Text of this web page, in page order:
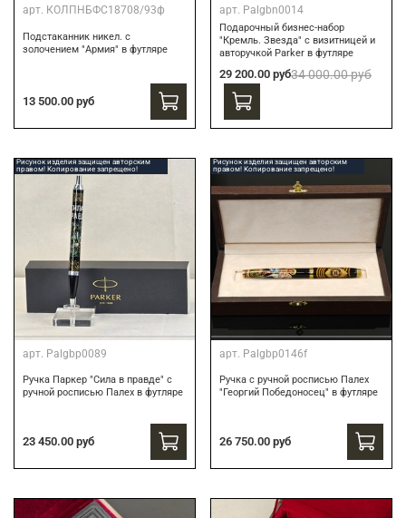
арт. КОЛПНБФС18708/93ф
Подстаканник никел. с
золочением "Армия" в футляре
13 500.00 руб
арт. Palgbn0014
Подарочный бизнес-набор
"Кремль. Звезда" с визитницей и
авторучкой Parker в футляре
29 200.00 руб34 000.00 руб
Рисунок изделия защищен авторским
правом! Копирование запрещено!
арт. Palgbp0089
Ручка Паркер "Сила в правде" с
ручной росписью Палех в футляре
23 450.00 руб
Рисунок изделия защищен авторским
правом! Копирование запрещено!
арт. Palgbp0146f
Ручка с ручной росписью Палех
"Георгий Победоносец" в футляре
26 750.00 руб